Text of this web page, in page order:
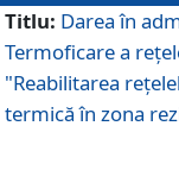
Titlu: Darea în
Termoficare a
"Reabilitarea
termică în zona